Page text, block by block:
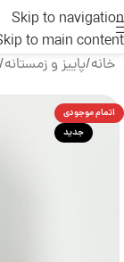
Skip to navigation
to main content
خانه/پاییز و زمستانه/
اتمام موجودی
جدید